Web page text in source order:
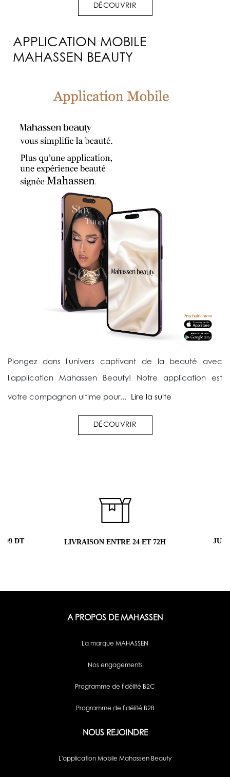
DÉCOUVRIR
APPLICATION MOBILE
MAHASSEN BEAUTY
Plongez dans l'univers captivant de la beauté avec
l'application Mahassen Beauty! Notre application est
votre compagnon ultime pour... Lire la suite
DÉCOUVRIR
99 DT LIVRAISON ENTRE 24 ET 72H
A PROPOS DE MAHASSEN
La marque MAHASSEN
Nos engagements
Programme de fidélité B2C
Programme de fidélité B2B
NOUS REJOINDRE
L'application Mobile Mahassen Beauty